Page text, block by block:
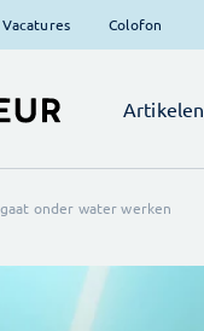
Vacatures Colofon
Artikelen
onder water werken